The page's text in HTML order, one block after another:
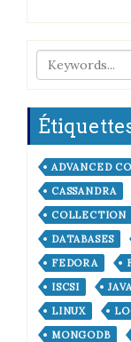
ADVANCED
CASSANDRA
COLLECTION
DATABASES
FEDORA
ISCSI
LINUX
MONGODB